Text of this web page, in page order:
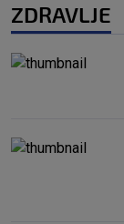
ZDRAVLJE